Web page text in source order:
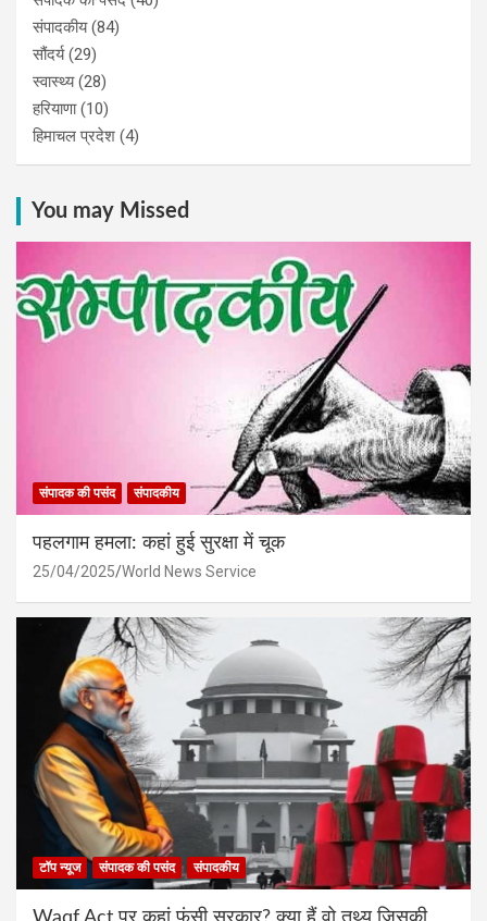
संपादकीय(84)
सौंदर्य(29)
स्वास्थ्य(28)
हरियाणा(10)
हिमाचल प्रदेश (4)
You may Missed
संपादक की पसंद संपादकीय
पहलगाम हमला: कहां हुई सुरक्षा में चूक
25/04/2025 World News Service
टॉप न्यूज संपादक की पसंद संपादकीय